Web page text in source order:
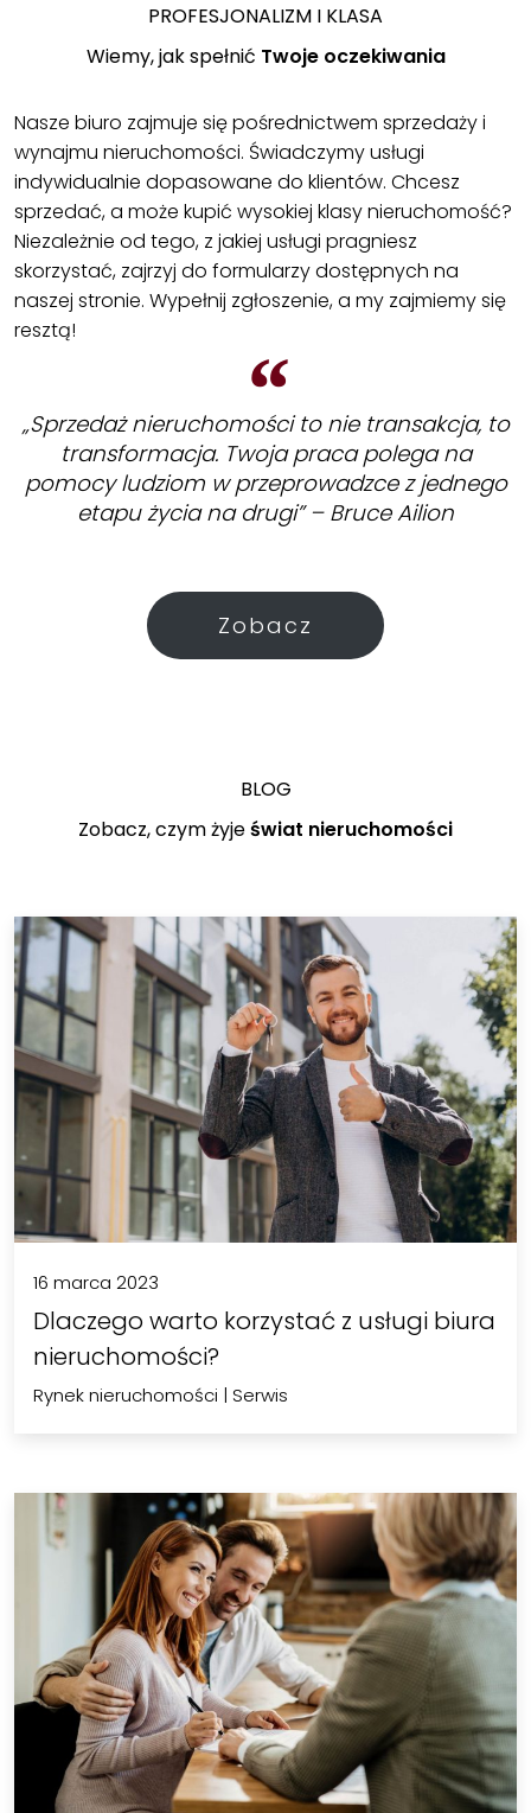
PROFESJONALIZM I KLASA
Wiemy, jak spełnić Twoje oczekiwania
Nasze biuro zajmuje się pośrednictwem sprzedaży i
wynajmu nieruchomości. Świadczymy usługi
indywidualnie dopasowane do klientów. Chcesz
sprzedać, a może kupić wysokiej klasy nieruchomość?
Niezależnie od tego, z jakiej usługi pragniesz
skorzystać, zajrzyj do formularzy dostępnych na
naszej stronie. Wypełnij zgłoszenie, a my zajmiemy się
resztą!
„Sprzedaż nieruchomości to nie transakcja, to
transformacja. Twoja praca polega na
pomocy ludziom w przeprowadzce z jednego
etapu życia na drugi” – Bruce Ailion
Zobacz
BLOG
Zobacz, czym żyjeświat nieruchomości
16 marca 2023
Dlaczego warto korzystać z usługi biura
nieruchomości?
Rynek nieruchomości | Serwis